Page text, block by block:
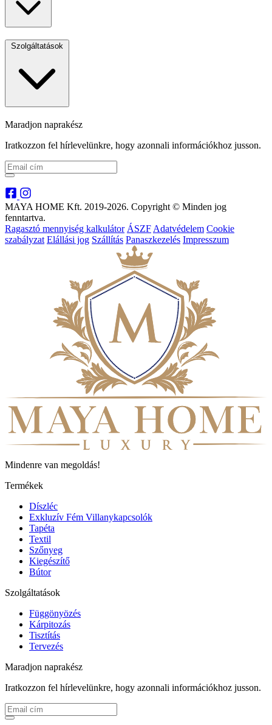
Szolgáltatások
Maradjon naprakész
Iratkozzon fel hírlevelünkre, hogy azonnali információkhoz jusson.
MAYA HOME Kft. 2019-2026. Copyright © Minden jog
fenntartva.
Ragasztó mennyiség kalkulátor ÁSZF Adatvédelem Cookie
szabályzat Elállási jog Szállítás Panaszkezelés Impresszum
Mindenre van megoldás!
Termékek
Díszléc
Exkluzív Fém Villanykapcsolók
Tapéta
Textil
Szőnyeg
Kiegészítő
Bútor
Szolgáltatások
Függönyözés
Kárpitozás
Tisztítás
Tervezés
Maradjon naprakész
Iratkozzon fel hírlevelünkre, hogy azonnali információkhoz jusson.